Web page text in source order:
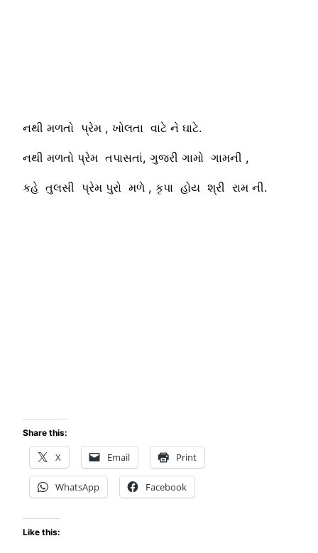
નથી મળતો પ્રેમ , ખોલતા વાટે ને ઘાટે.
નથી મળતો પ્રેમ તપાસતાં, ગુજરી ગામો ગામની ,
કહે તુલસી પ્રેમ પુરો મળે , કૃપા હોય શ્રી રામ ની.
Share this:
X Email Print
WhatsApp Facebook
Like this: